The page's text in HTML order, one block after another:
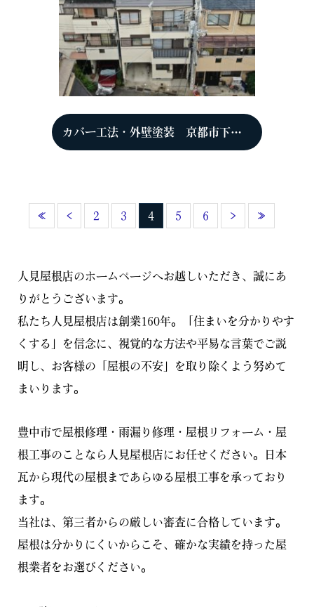
カバー工法・外壁塗装 京都市下京区 K様
« ‹ 2 3 4 5 6 › »
人見屋根店のホームページへお越しいただき、誠にあ
りがとうございます。
私たち人見屋根店は創業160年。「住まいを分かりやす
くする」を信念に、視覚的な方法や平易な言葉でご説
明し、お客様の「屋根の不安」を取り除くよう努めて
まいります。
豊中市で屋根修理・雨漏り修理・屋根リフォーム・屋
根工事のことなら人見屋根店にお任せください。日本
瓦から現代の屋根まであらゆる屋根工事を承っており
ます。
当社は、第三者からの厳しい審査に合格しています。
屋根は分かりにくいからこそ、確かな実績を持った屋
根業者をお選びください。